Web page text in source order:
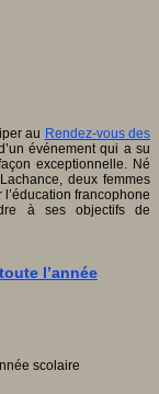
au Rendez-vous des
événement qui a su
exceptionnelle. Né
deux femmes
francophone
à ses objectifs de
l’année